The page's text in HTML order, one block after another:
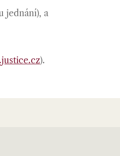
jednání), a
).